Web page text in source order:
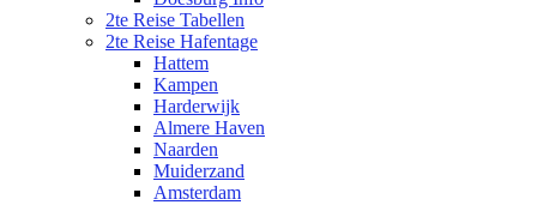
2te Reise Tabellen
2te Reise Hafentage
Hattem
Kampen
Harderwijk
Almere Haven
Naarden
Muiderzand
Amsterdam